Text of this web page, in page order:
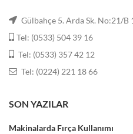
Gülbahçe 5. Arda Sk. No:21/B
Tel: (0533) 504 39 16
Tel: (0533) 357 42 12
Tel: (0224) 221 18 66
SON YAZILAR
Makinalarda Fırça Kullanımı